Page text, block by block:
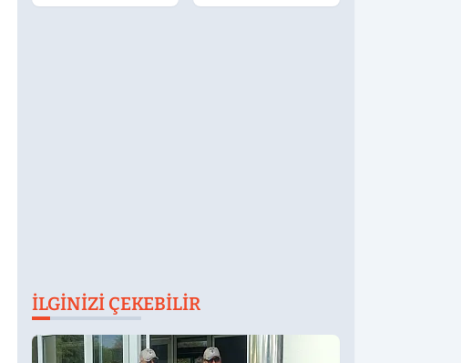
FETÖ'Cüden
FETÖ'cü
İLGINIZI ÇEKEBILIR